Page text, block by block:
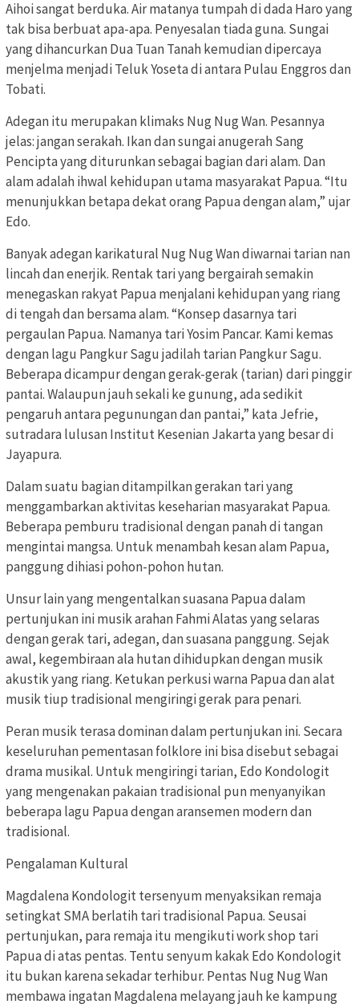
Aihoi sangat berduka. Air matanya tumpah di dada Haro yang
tak bisa berbuat apa-apa. Penyesalan tiada guna. Sungai
yang dihancurkan Dua Tuan Tanah kemudian dipercaya
menjelma menjadi Teluk Yoseta di antara Pulau Enggros dan
Tobati.
Adegan itu merupakan klimaks Nug Nug Wan. Pesannya
jelas: jangan serakah. Ikan dan sungai anugerah Sang
Pencipta yang diturunkan sebagai bagian dari alam. Dan
alam adalah ihwal kehidupan utama masyarakat Papua. “Itu
menunjukkan betapa dekat orang Papua dengan alam,” ujar
Edo.
Banyak adegan karikatural Nug Nug Wan diwarnai tarian nan
lincah dan enerjik. Rentak tari yang bergairah semakin
menegaskan rakyat Papua menjalani kehidupan yang riang
di tengah dan bersama alam. “Konsep dasarnya tari
pergaulan Papua. Namanya tari Yosim Pancar. Kami kemas
dengan lagu Pangkur Sagu jadilah tarian Pangkur Sagu.
Beberapa dicampur dengan gerak-gerak (tarian) dari pinggir
pantai. Walaupun jauh sekali ke gunung, ada sedikit
pengaruh antara pegunungan dan pantai,” kata Jefrie,
sutradara lulusan Institut Kesenian Jakarta yang besar di
Jayapura.
Dalam suatu bagian ditampilkan gerakan tari yang
menggambarkan aktivitas keseharian masyarakat Papua.
Beberapa pemburu tradisional dengan panah di tangan
mengintai mangsa. Untuk menambah kesan alam Papua,
panggung dihiasi pohon-pohon hutan.
Unsur lain yang mengentalkan suasana Papua dalam
pertunjukan ini musik arahan Fahmi Alatas yang selaras
dengan gerak tari, adegan, dan suasana panggung. Sejak
awal, kegembiraan ala hutan dihidupkan dengan musik
akustik yang riang. Ketukan perkusi warna Papua dan alat
musik tiup tradisional mengiringi gerak para penari.
Peran musik terasa dominan dalam pertunjukan ini. Secara
keseluruhan pementasan folklore ini bisa disebut sebagai
drama musikal. Untuk mengiringi tarian, Edo Kondologit
yang mengenakan pakaian tradisional pun menyanyikan
beberapa lagu Papua dengan aransemen modern dan
tradisional.
Pengalaman Kultural
Magdalena Kondologit tersenyum menyaksikan remaja
setingkat SMA berlatih tari tradisional Papua. Seusai
pertunjukan, para remaja itu mengikuti work shop tari
Papua di atas pentas. Tentu senyum kakak Edo Kondologit
itu bukan karena sekadar terhibur. Pentas Nug Nug Wan
membawa ingatan Magdalena melayang jauh ke kampung